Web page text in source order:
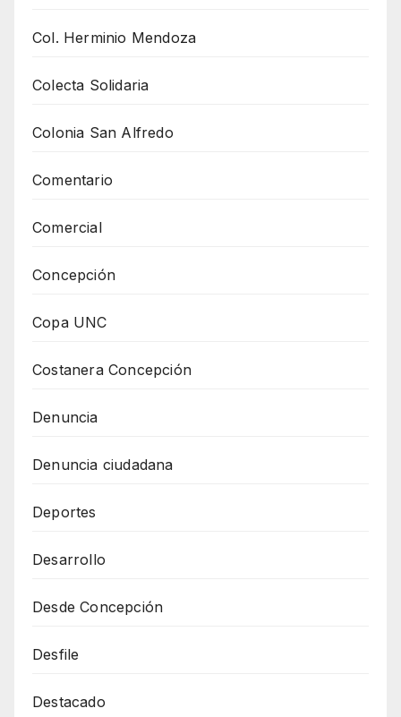
Col. Herminio Mendoza
Colecta Solidaria
Colonia San Alfredo
Comentario
Comercial
Concepción
Copa UNC
Costanera Concepción
Denuncia
Denuncia ciudadana
Deportes
Desarrollo
Desde Concepción
Desfile
Destacado